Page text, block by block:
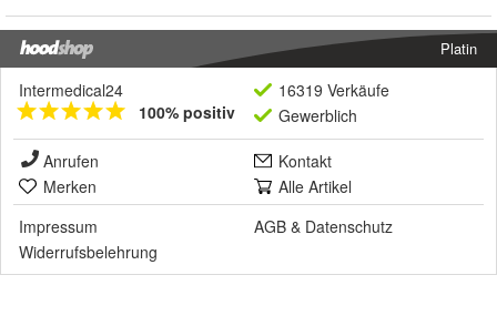
Platin
Intermedical24
100% positiv
16319 Verkäufe
Gewerblich
Anrufen
Kontakt
Merken
Alle Artikel
Impressum
AGB & Datenschutz
Widerrufsbelehrung